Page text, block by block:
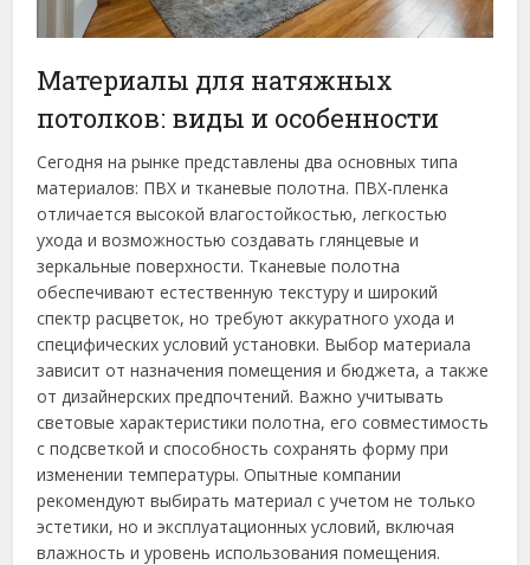
Материалы для натяжных
потолков: виды и особенности
Сегодня на рынке представлены два основных типа
материалов: ПВХ и тканевые полотна. ПВХ-пленка
отличается высокой влагостойкостью, легкостью
ухода и возможностью создавать глянцевые и
зеркальные поверхности. Тканевые полотна
обеспечивают естественную текстуру и широкий
спектр расцветок, но требуют аккуратного ухода и
специфических условий установки. Выбор материала
зависит от назначения помещения и бюджета, а также
от дизайнерских предпочтений. Важно учитывать
световые характеристики полотна, его совместимость
с подсветкой и способность сохранять форму при
изменении температуры. Опытные компании
рекомендуют выбирать материал с учетом не только
эстетики, но и эксплуатационных условий, включая
влажность и уровень использования помещения.